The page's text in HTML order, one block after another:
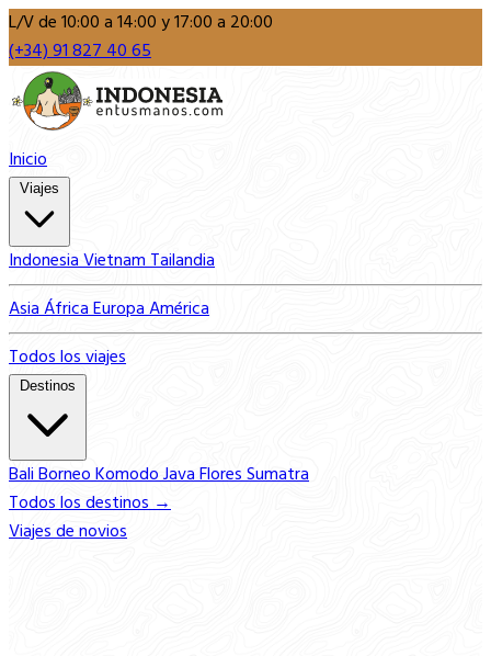
L/V de 10:00 a 14:00 y 17:00 a 20:00
(+34) 91 827 40 65
Inicio
IndonesiaVietnamTailandia
AsiaÁfricaEuropaAmérica
Todos los viajes
BaliBorneoKomodoJavaFloresSumatra
Todos los destinos →
Viajes de novios